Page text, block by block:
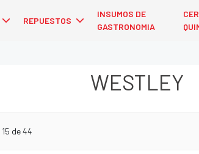
REPUESTOS
INSUMOS DE
GASTRONOMIA
WESTLEY
de 44